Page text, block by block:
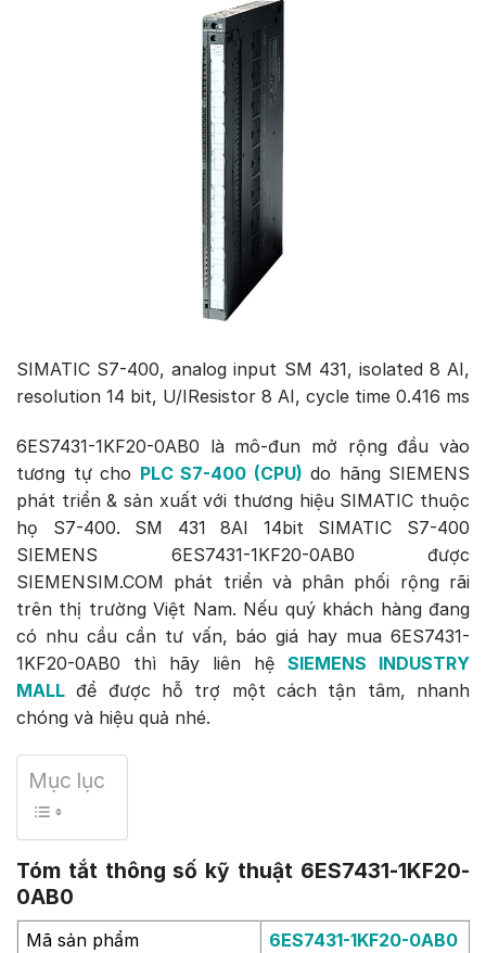
SIMATIC S7-400, analog input SM 431, isolated 8 AI,
resolution 14 bit, U/IResistor 8 AI, cycle time 0.416 ms
6ES7431-1KF20-0AB0 là mô-đun mở rộng đầu vào
tương tự cho PLC S7-400 (CPU) do hãng SIEMENS
phát triển & sản xuất với thương hiệu SIMATIC thuộc
họ S7-400. SM 431 8AI 14bit SIMATIC S7-400
SIEMENS 6ES7431-1KF20-0AB0 được
SIEMENSIM.COM phát triển và phân phối rộng rãi
trên thị trường Việt Nam. Nếu quý khách hàng đang
có nhu cầu cần tư vấn, báo giá hay mua 6ES7431-
1KF20-0AB0 thì hãy liên hệ SIEMENS INDUSTRY
MALL để được hỗ trợ một cách tận tâm, nhanh
chóng và hiệu quả nhé.
Mục lục
Tóm tắt thông số kỹ thuật 6ES7431-1KF20-
0AB0
Mã sản phẩm
6ES7431-1KF20-0AB0